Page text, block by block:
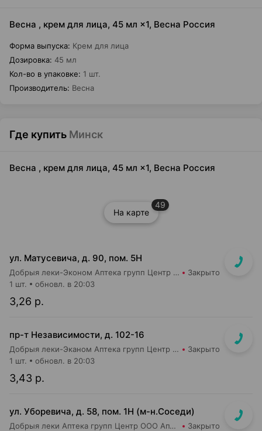
Весна , крем для лица, 45 мл ×1, Весна Россия
Форма выпуска: Крем для лица
Дозировка: 45 мл
Кол-во в упаковке: 1 шт.
Производитель: Весна
Где купить Минск
Весна , крем для лица, 45 мл ×1, Весна Россия
На карте
49
ул. Матусевича, д. 90, пом. 5Н
Добрыя леки-Эконом Аптека групп Центр ООО Аптека №17 Закрыто
3,26 р.
1 шт. обновл. в 20:03
пр-т Независимости, д. 102-16
Добрыя леки-Эканом Аптека групп Центр ООО Аптека №19 Закрыто
3,43 р.
1 шт. обновл. в 20:03
ул. Уборевича, д. 58, пом. 1Н (м-н.Соседи)
Добрыя леки Аптека групп Центр ООО Аптека №48 Закрыто